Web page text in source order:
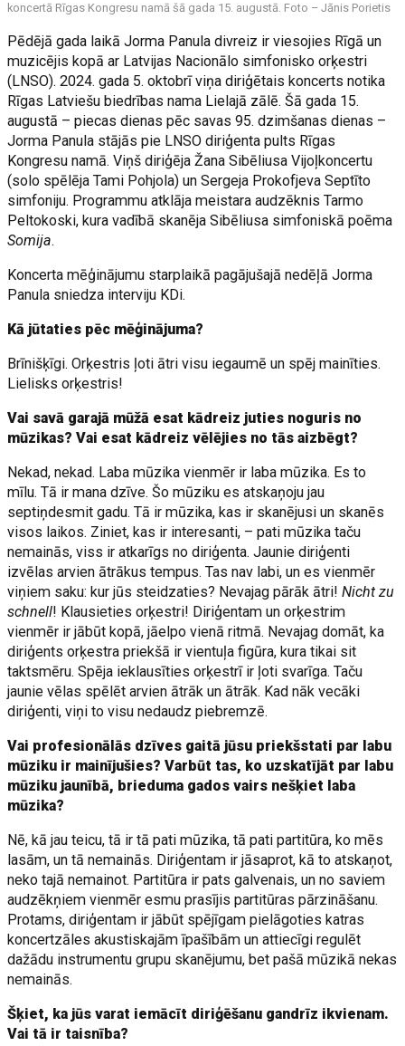
koncertā Rīgas Kongresu namā šā gada 15. augustā. Foto – Jānis Porietis
Pēdējā gada laikā Jorma Panula divreiz ir viesojies Rīgā un
muzicējis kopā ar Latvijas Nacionālo simfonisko orķestri
(LNSO). 2024. gada 5. oktobrī viņa diriģētais koncerts notika
Rīgas Latviešu biedrības nama Lielajā zālē. Šā gada 15.
augustā – piecas dienas pēc savas 95. dzimšanas dienas –
Jorma Panula stājās pie LNSO diriģenta pults Rīgas
Kongresu namā. Viņš diriģēja Žana Sibēliusa Vijoļkoncertu
(solo spēlēja Tami Pohjola) un Sergeja Prokofjeva Septīto
simfoniju. Programmu atklāja meistara audzēknis Tarmo
Peltokoski, kura vadībā skanēja Sibēliusa simfoniskā poēma
Somija.
Koncerta mēģinājumu starplaikā pagājušajā nedēļā Jorma
Panula sniedza interviju KDi.
Kā jūtaties pēc mēģinājuma?
Brīnišķīgi. Orķestris ļoti ātri visu iegaumē un spēj mainīties.
Lielisks orķestris!
Vai savā garajā mūžā esat kādreiz juties noguris no
mūzikas? Vai esat kādreiz vēlējies no tās aizbēgt?
Nekad, nekad. Laba mūzika vienmēr ir laba mūzika. Es to
mīlu. Tā ir mana dzīve. Šo mūziku es atskaņoju jau
septiņdesmit gadu. Tā ir mūzika, kas ir skanējusi un skanēs
visos laikos. Ziniet, kas ir interesanti, – pati mūzika taču
nemainās, viss ir atkarīgs no diriģenta. Jaunie diriģenti
izvēlas arvien ātrākus tempus. Tas nav labi, un es vienmēr
viņiem saku: kur jūs steidzaties? Nevajag pārāk ātri!Nicht zu
schnell! Klausieties orķestri! Diriģentam un orķestrim
vienmēr ir jābūt kopā, jāelpo vienā ritmā. Nevajag domāt, ka
diriģents orķestra priekšā ir vientuļa figūra, kura tikai sit
taktsmēru. Spēja ieklausīties orķestrī ir ļoti svarīga. Taču
jaunie vēlas spēlēt arvien ātrāk un ātrāk. Kad nāk vecāki
diriģenti, viņi to visu nedaudz piebremzē.
Vai profesionālās dzīves gaitā jūsu priekšstati par labu
mūziku ir mainījušies? Varbūt tas, ko uzskatījāt par labu
mūziku jaunībā, brieduma gados vairs nešķiet laba
mūzika?
Nē, kā jau teicu, tā ir tā pati mūzika, tā pati partitūra, ko mēs
lasām, un tā nemainās. Diriģentam ir jāsaprot, kā to atskaņot,
neko tajā nemainot. Partitūra ir pats galvenais, un no saviem
audzēkņiem vienmēr esmu prasījis partitūras pārzināšanu.
Protams, diriģentam ir jābūt spējīgam pielāgoties katras
koncertzāles akustiskajām īpašībām un attiecīgi regulēt
dažādu instrumentu grupu skanējumu, bet pašā mūzikā nekas
nemainās.
Šķiet, ka jūs varat iemācīt diriģēšanu gandrīz ikvienam.
Vai tā ir taisnība?